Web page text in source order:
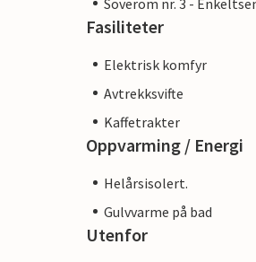
Fasiliteter
Elektrisk komfyr
Avtrekksvifte
Kaffetrakter
Oppvarming / Energi
Helårsisolert.
Gulvvarme på bad
Utenfor